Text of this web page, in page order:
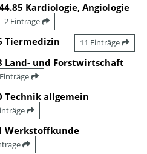
Kardiologie, Angiologie
2 Einträge
Tiermedizin 11 Einträge
Land- und Forstwirtschaft
Technik allgemein
Werkstoffkunde